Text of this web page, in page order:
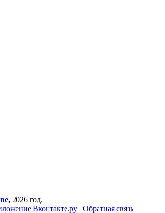
, 2026 год.
Вконтакте.ру Обратная связь